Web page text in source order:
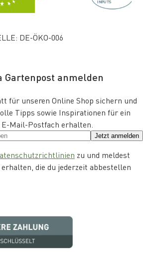
DE-ÖKO-006
anmelden
für unseren Online Shop sichern und
Tipps sowie Inspirationen für ein
Mail-Postfach erhalten.
Jetzt anmelden
zu und meldest
die du jederzeit abbestellen